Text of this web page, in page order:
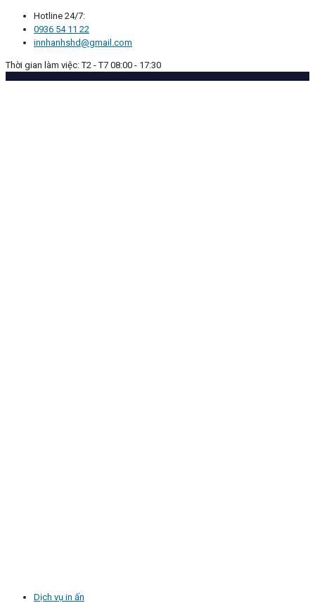
Hotline 24/7:
0936 54 11 22
innhanhshd@gmail.com
Thời gian làm việc: T2 - T7 08:00 - 17:30
Dịch vụ in ấn